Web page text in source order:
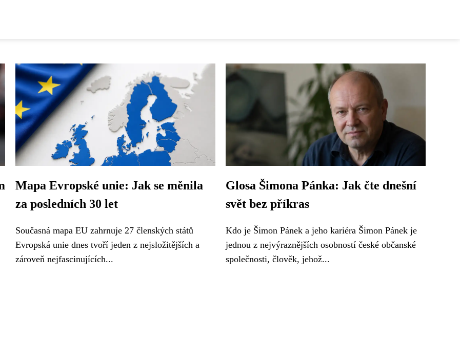
Mapa Evropské unie: Jak se měnila
za posledních 30 let
Současná mapa EU zahrnuje 27 členských států
Evropská unie dnes tvoří jeden z nejsložitějších a
zároveň nejfascinujících...
Glosa Šimona Pánka: Jak čte dnešní
svět bez příkras
Kdo je Šimon Pánek a jeho kariéra Šimon Pánek je
jednou z nejvýraznějších osobností české občanské
společnosti, člověk, jehož...